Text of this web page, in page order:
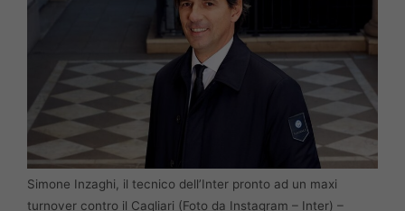
Simone Inzaghi, il tecnico dell’Inter pronto ad un maxi
turnover contro il Cagliari (Foto da Instagram – Inter) –